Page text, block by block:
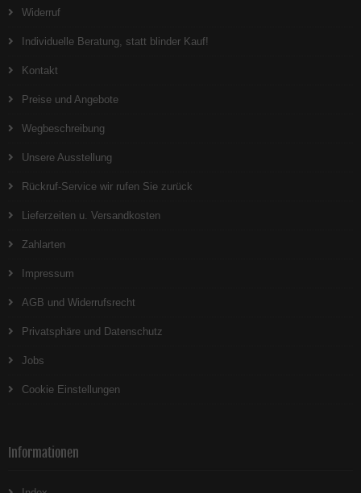
Widerruf
Individuelle Beratung, statt blinder Kauf!
Kontakt
Preise und Angebote
Wegbeschreibung
Unsere Ausstellung
Rückruf-Service wir rufen Sie zurück
Lieferzeiten u. Versandkosten
Zahlarten
Impressum
AGB und Widerrufsrecht
Privatsphäre und Datenschutz
Jobs
Cookie Einstellungen
Informationen